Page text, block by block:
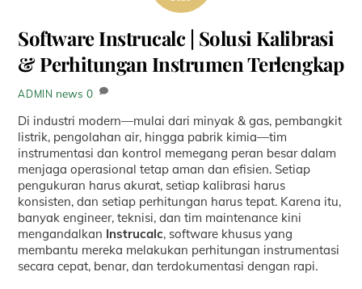
Software Instrucalc | Solusi Kalibrasi
& Perhitungan Instrumen Terlengkap
ADMIN news 0
Di industri modern—mulai dari minyak & gas, pembangkit
listrik, pengolahan air, hingga pabrik kimia—tim
instrumentasi dan kontrol memegang peran besar dalam
menjaga operasional tetap aman dan efisien. Setiap
pengukuran harus akurat, setiap kalibrasi harus
konsisten, dan setiap perhitungan harus tepat. Karena itu,
banyak engineer, teknisi, dan tim maintenance kini
mengandalkan Instrucalc, software khusus yang
membantu mereka melakukan perhitungan instrumentasi
secara cepat, benar, dan terdokumentasi dengan rapi.